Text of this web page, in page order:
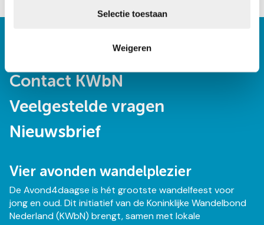
Selectie toestaan
Weigeren
Contact KWbN
Veelgestelde vragen
Nieuwsbrief
Vier avonden wandelplezier
De Avond4daagse is hét grootste wandelfeest voor
jong en oud. Dit initiatief van de Koninklijke Wandelbond
Nederland (KWbN) brengt, samen met lokale